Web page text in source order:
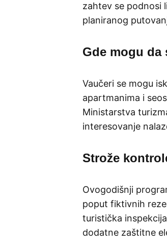
zahtev se podnosi
planiranog
Gde mogu da
Vaučeri se mogu
apartmanima i
Ministarstva
interesovanje
Strože
Ovogodišnji
poput fiktivnih
turistička
dodatne zaštitne